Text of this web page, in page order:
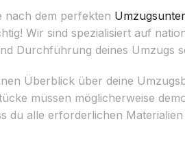
nach dem perfekten
Wir sind spezialisiert auf
Durchführung deines Umzugs
Überblick über deine
müssen möglicherweise
du alle erforderlichen